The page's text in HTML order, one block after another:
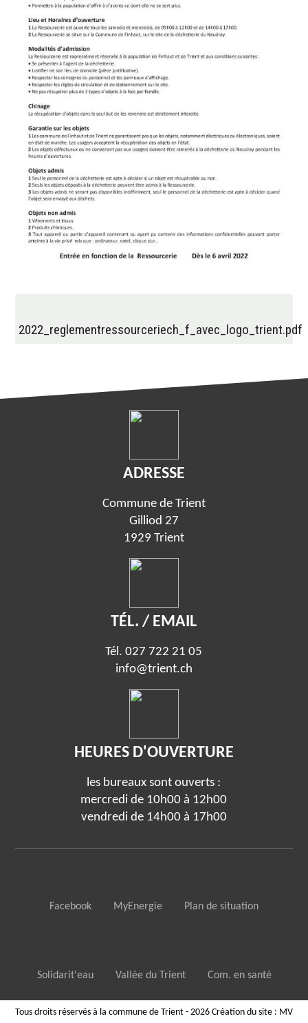
2022_reglementressourceriech_f_avec_logo_trient.pdf
ADRESSE
Commune de Trient
Gilliod 27
1929 Trient
TÉL. / EMAIL
Tél.027 722 21 05
info@trient.ch
HEURES D'OUVERTURE
les bureaux sont ouverts :
mercredi de 10h00 à 12h00
vendredi de 14h00 à 17h00
Facebook MyEnergie Plan de situation
Solidarit'eau Vallée du Trient Com. en santé
Tous droits réservés à la commune de Trient - 2026 Création du site : MV